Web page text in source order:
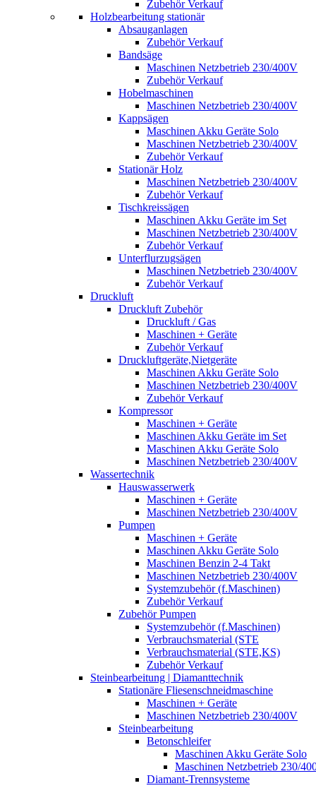
Zubehör Verkauf
Holzbearbeitung stationär
Absauganlagen
Zubehör Verkauf
Bandsäge
Maschinen Netzbetrieb 230/400V
Zubehör Verkauf
Hobelmaschinen
Maschinen Netzbetrieb 230/400V
Kappsägen
Maschinen Akku Geräte Solo
Maschinen Netzbetrieb 230/400V
Zubehör Verkauf
Stationär Holz
Maschinen Netzbetrieb 230/400V
Zubehör Verkauf
Tischkreissägen
Maschinen Akku Geräte im Set
Maschinen Netzbetrieb 230/400V
Zubehör Verkauf
Unterflurzugsägen
Maschinen Netzbetrieb 230/400V
Zubehör Verkauf
Druckluft
Druckluft Zubehör
Druckluft / Gas
Maschinen + Geräte
Zubehör Verkauf
Druckluftgeräte,Nietgeräte
Maschinen Akku Geräte Solo
Maschinen Netzbetrieb 230/400V
Zubehör Verkauf
Kompressor
Maschinen + Geräte
Maschinen Akku Geräte im Set
Maschinen Akku Geräte Solo
Maschinen Netzbetrieb 230/400V
Wassertechnik
Hauswasserwerk
Maschinen + Geräte
Maschinen Netzbetrieb 230/400V
Pumpen
Maschinen + Geräte
Maschinen Akku Geräte Solo
Maschinen Benzin 2-4 Takt
Maschinen Netzbetrieb 230/400V
Systemzubehör (f.Maschinen)
Zubehör Verkauf
Zubehör Pumpen
Systemzubehör (f.Maschinen)
Verbrauchsmaterial (STE
Verbrauchsmaterial (STE,KS)
Zubehör Verkauf
Steinbearbeitung | Diamanttechnik
Stationäre Fliesenschneidmaschine
Maschinen + Geräte
Maschinen Netzbetrieb 230/400V
Steinbearbeitung
Betonschleifer
Maschinen Akku Geräte Solo
Maschinen Netzbetrieb 230/
Diamant-Trennsysteme